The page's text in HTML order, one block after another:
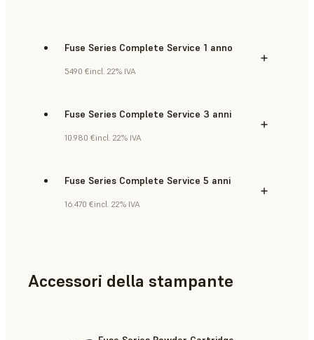
Fuse Series Complete Service 1 anno
5490 €incl. 22% IVA
Fuse Series Complete Service 3 anni
10.980 €incl. 22% IVA
Fuse Series Complete Service 5 anni
16.470 €incl. 22% IVA
Accessori della stampante